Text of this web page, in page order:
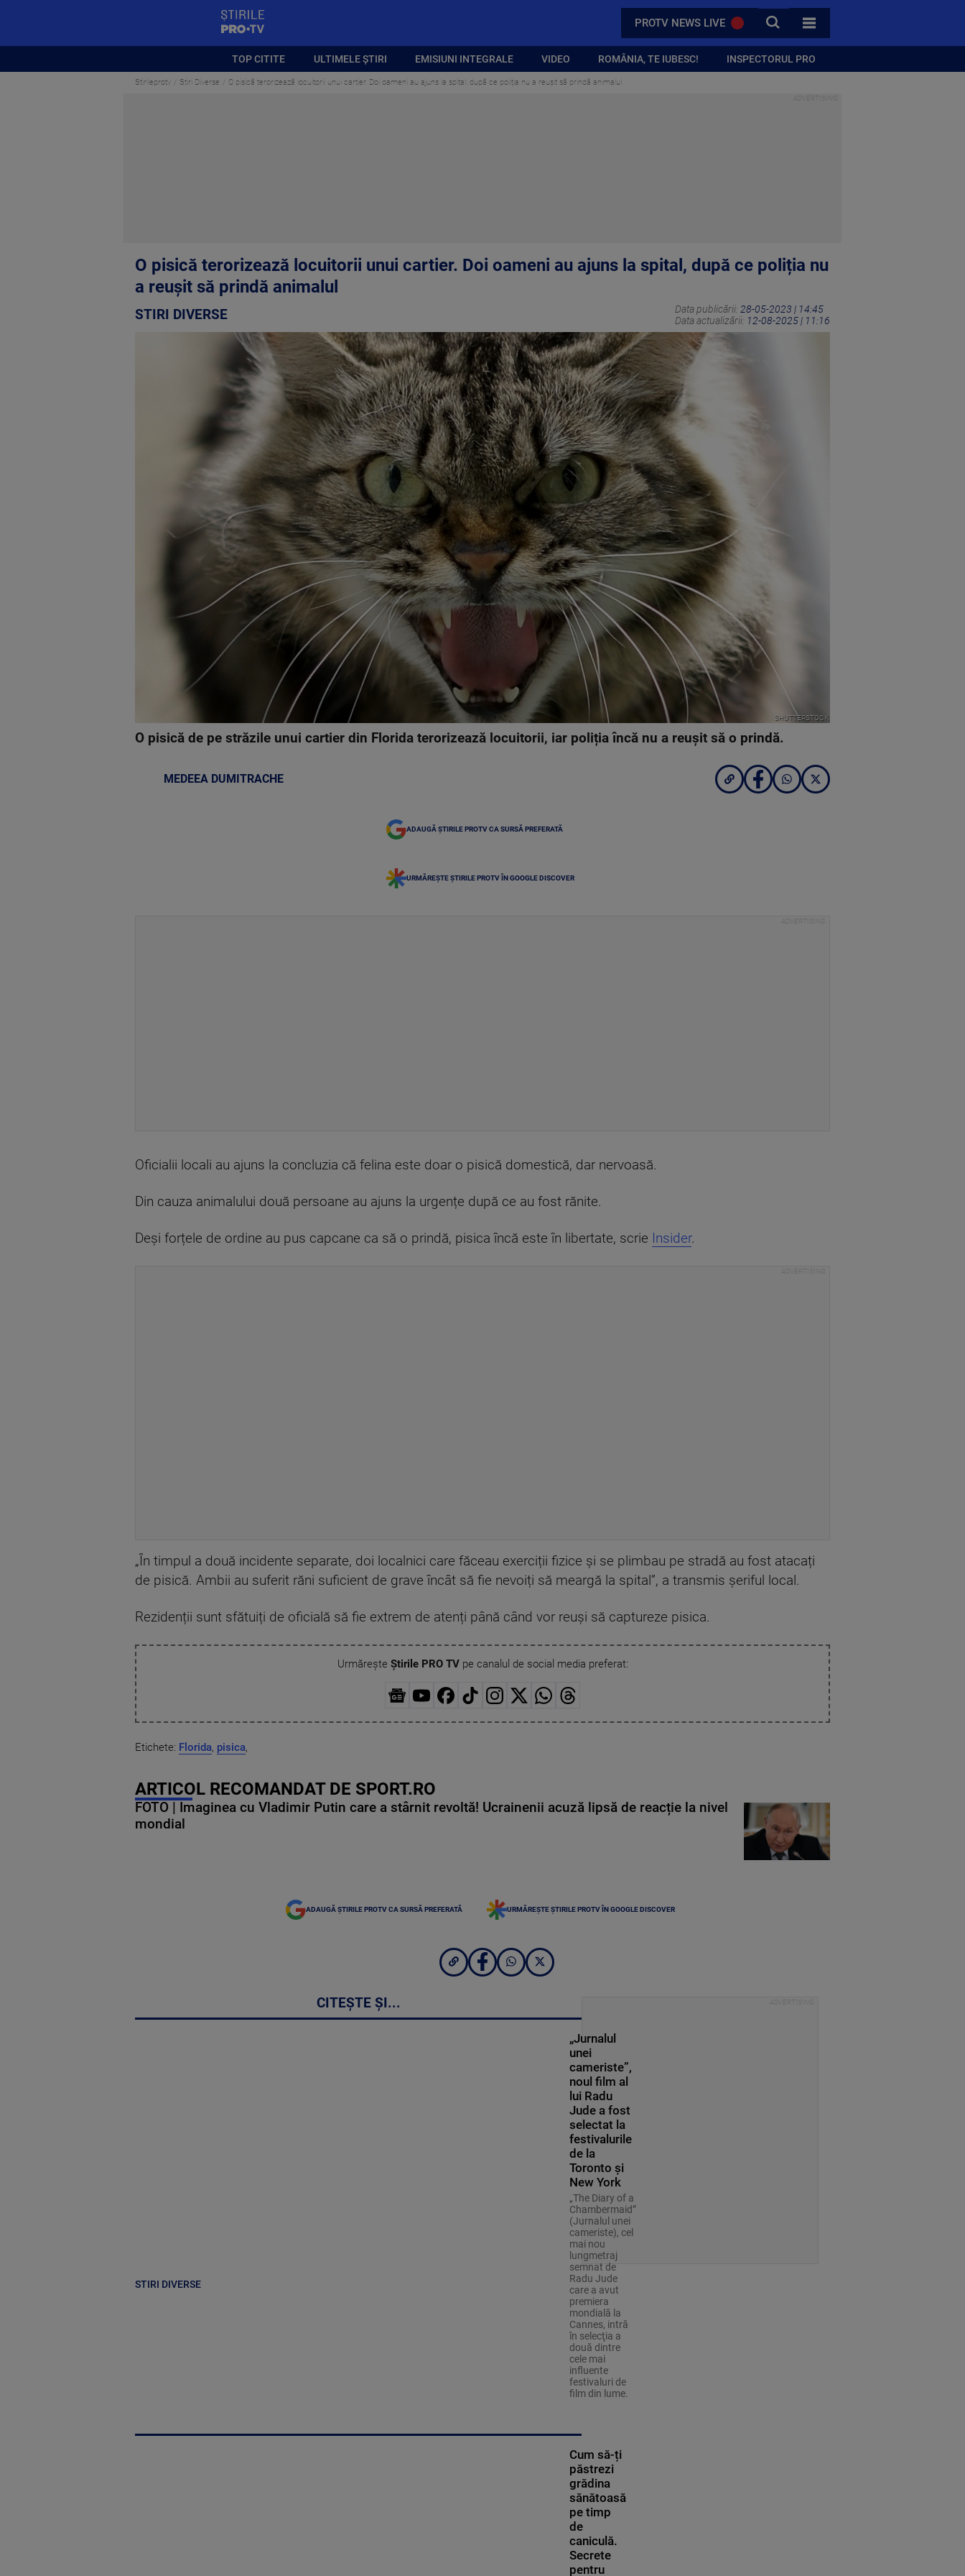
PROTV NEWS LIVE CAUTA
TOATE CATEGORIILE
TOP CITITE ULTIMELE ȘTIRI EMISIUNI INTEGRALE VIDEO ROMÂNIA, TE IUBESC! INSPECTORUL PRO
Stirileprotv Stiri Diverse O pisică terorizează locuitorii unui cartier. Doi oameni au ajuns la spital, după ce poliția nu a reușit să prindă animalul
O pisică terorizează locuitorii unui cartier. Doi oameni au ajuns la spital, după ce poliția nu
a reușit să prindă animalul
STIRI DIVERSE Data publicării: 28-05-2023 | 14:45
Data actualizării: 12-08-2025 | 11:16
SHUTTERSTOCK
O pisică de pe străzile unui cartier din Florida terorizează locuitorii, iar poliția încă nu a reușit să o prindă.
MEDEEA DUMITRACHE
ADAUGĂ ȘTIRILE PROTV CA SURSĂ PREFERATĂ
URMĂREȘTE ȘTIRILE PROTV ÎN GOOGLE DISCOVER
Oficialii locali au ajuns la concluzia că felina este doar o pisică domestică, dar nervoasă.
Din cauza animalului două persoane au ajuns la urgențe după ce au fost rănite.
Deși forțele de ordine au pus capcane ca să o prindă, pisica încă este în libertate, scrie Insider.
„În timpul a două incidente separate, doi localnici care făceau exerciții fizice și se plimbau pe stradă au fost atacați
de pisică. Ambii au suferit răni suficient de grave încât să fie nevoiți să meargă la spital”, a transmis șeriful local.
Rezidenții sunt sfătuiți de oficială să fie extrem de atenți până când vor reuși să captureze pisica.
Urmărește Știrile PRO TVpe canalul de social media preferat:
Etichete: Florida, pisica,
ARTICOL RECOMANDAT DE SPORT.RO
FOTO | Imaginea cu Vladimir Putin care a stârnit revoltă! Ucrainenii acuză lipsă de reacție la nivel
mondial
ADAUGĂ ȘTIRILE PROTV CA SURSĂ PREFERATĂ URMĂREȘTE ȘTIRILE PROTV ÎN GOOGLE DISCOVER
CITEȘTE ȘI...
STIRI DIVERSE
„Jurnalul
unei
cameriste”,
noul film al
lui Radu
Jude a fost
selectat la
festivalurile
de la
Toronto și
New York
„The Diary of a
Chambermaid”
(Jurnalul unei
cameriste), cel
mai nou
lungmetraj
semnat de
Radu Jude
care a avut
premiera
mondială la
Cannes, intră
în selecţia a
două dintre
cele mai
influente
festivaluri de
film din lume.
Cum să-ți
păstrezi
grădina
sănătoasă
pe timp
de
caniculă.
Secrete
pentru